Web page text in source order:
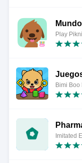
Play
Bimi Boo
Imitated